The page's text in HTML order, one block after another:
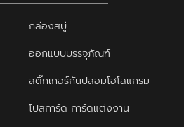
กล่องสบู่
ออกแบบบรรจุภัณฑ์
สติ๊กเกอร์กันปลอมโฮโลแกรม
โปสการ์ด การ์ดแต่งงาน